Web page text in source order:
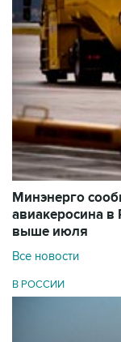
Минэнерго
авиакеросина в
выше июля
Все новости
В РОССИИ